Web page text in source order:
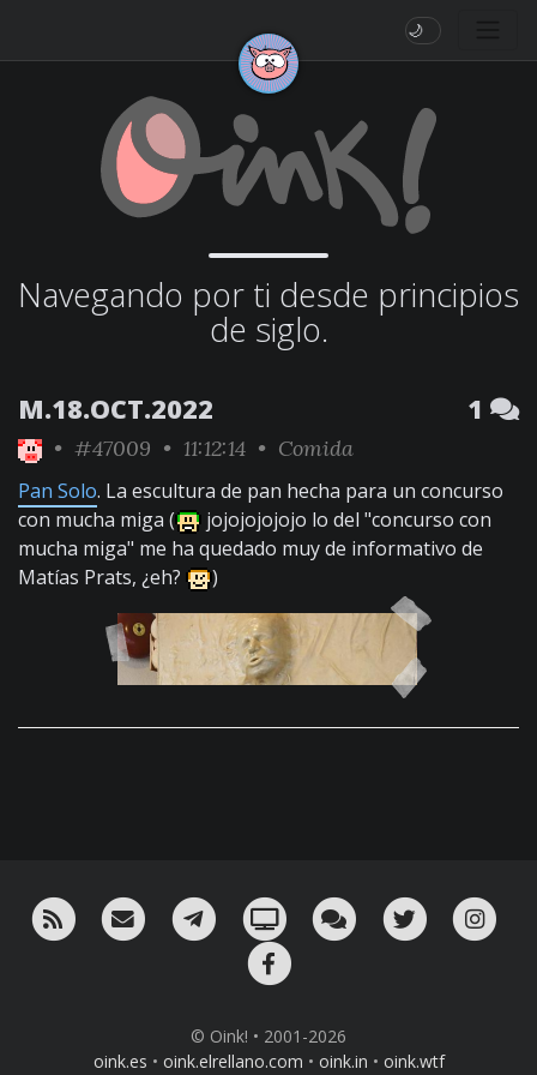
🌙
Navegando por ti desde principios
de siglo.
M.18.OCT.2022 1
• #47009 • 11:12:14 • Comida
Pan Solo. La escultura de pan hecha para un concurso
con mucha miga (
jojojojojojo lo del "concurso con
mucha miga" me ha quedado muy de informativo de
Matías Prats, ¿eh?
)
RSS ¡Mándame un email!¡Nuestro canal en Telegram!
Oink! TV Charla con nosotros
Twitter
© Oink! • 2001-2026
oink.es • oink.elrellano.com • oink.in • oink.wtf